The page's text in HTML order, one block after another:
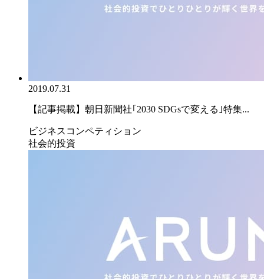
2019.07.31
【記事掲載】朝日新聞社｢2030 SDGsで変える｣特集...
ビジネスコンペティション
社会的投資